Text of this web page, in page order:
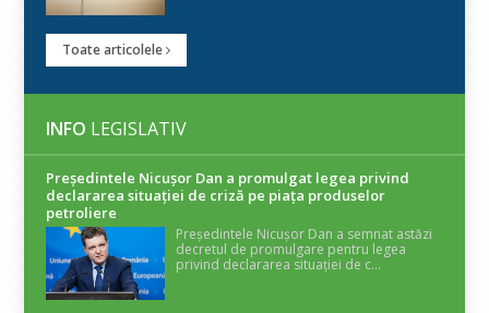
Toate articolele
INFO LEGISLATIV
Președintele Nicuşor Dan a promulgat legea privind
declararea situaţiei de criză pe piaţa produselor
petroliere
Președintele Nicușor Dan a semnat astăzi
decretul de promulgare pentru legea
privind declararea situației de c...